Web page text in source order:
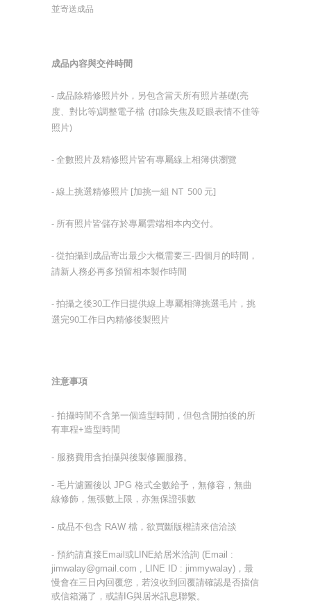
並寄送成品
成品內容與交件時間
- 成品除精修照片外，另包含當天所有照片基礎(亮
度、對比等)調整電子檔 (扣除失焦及眨眼表情不佳等
照片)
-全數照片及精修照片皆有專屬線上相簿供瀏覽
-線上挑選精修照片 [加挑一組 NT 500 元]
- 所有照片皆儲存於專屬雲端相本內交付。
-從拍攝到成品寄出最少大概需要三-四個月的時間，
請新人務必再多預留相本製作時間
- 拍攝之後30工作日提供線上專屬相簿挑選毛片，挑
選完90工作日內精修後製照片
注意事項
- 拍攝時間不含第一個造型時間，但包含開拍後的所
有車程+造型時間
- 服務費用含拍攝與後製修圖服務。
- 毛片濾圖後以 JPG 格式全數給予，無修容，無曲
線修飾，無張數上限，亦無保證張數
- 成品不包含 RAW 檔，欲買斷版權請來信洽談
- 預約請直接Email或LINE給居米洽詢 (Email :
jimwalay@gmail.com , LINE ID : jimmywalay)，最
慢會在三日內回覆您，若沒收到回覆請確認是否擋信
或信箱滿了，或請 IG與居米訊息聯繫。